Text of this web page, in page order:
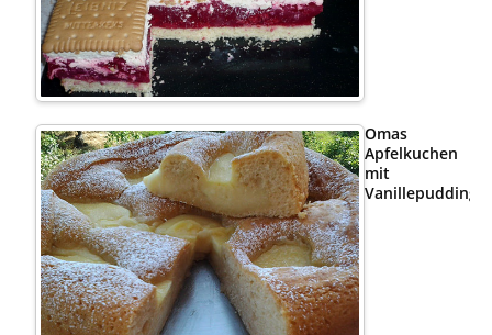
Omas
Apfelkuchen
mit
Vanillepudding